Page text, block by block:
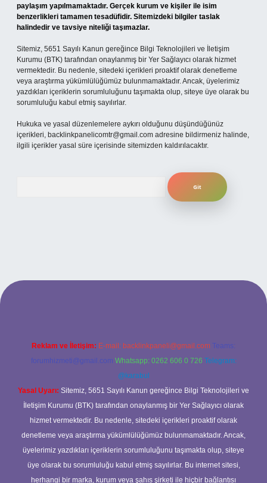
paylaşım yapılmamaktadır. Gerçek kurum ve kişiler ile isim
benzerlikleri tamamen tesadüfidir. Sitemizdeki bilgiler taslak
halindedir ve tavsiye niteliği taşımazlar.
Sitemiz, 5651 Sayılı Kanun gereğince Bilgi Teknolojileri ve İletişim
Kurumu (BTK) tarafından onaylanmış bir Yer Sağlayıcı olarak hizmet
vermektedir. Bu nedenle, sitedeki içerikleri proaktif olarak denetleme
veya araştırma yükümlülüğümüz bulunmamaktadır. Ancak, üyelerimiz
yazdıkları içeriklerin sorumluluğunu taşımakta olup, siteye üye olarak bu
sorumluluğu kabul etmiş sayılırlar.
Hukuka ve yasal düzenlemelere aykırı olduğunu düşündüğünüz
içerikleri, backlinkpanelicomtr@gmail.com adresine bildirmeniz halinde,
ilgili içerikler yasal süre içerisinde sitemizden kaldırılacaktır.
Reklam ve İletişim: E-mail: backlinkpaneli@gmail.com Teams:
forumhizmeti@gmail.com Whatsapp: 0262 606 0 726 Telegram:
@karabul
Yasal Uyarı: Sitemiz, 5651 Sayılı Kanun gereğince Bilgi Teknolojileri ve
İletişim Kurumu (BTK) tarafından onaylanmış bir Yer Sağlayıcı olarak
hizmet vermektedir. Bu nedenle, sitedeki içerikleri proaktif olarak
denetleme veya araştırma yükümlülüğümüz bulunmamaktadır. Ancak,
üyelerimiz yazdıkları içeriklerin sorumluluğunu taşımakta olup, siteye
üye olarak bu sorumluluğu kabul etmiş sayılırlar. Bu internet sitesi,
herhangi bir marka, kurum veya şahıs şirketi ile hiçbir bağlantısı